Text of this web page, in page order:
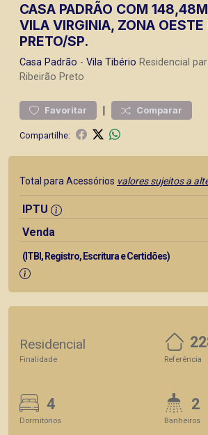
CASA PADRÃO COM
VILA VIRGINIA, ZONA OESTE
PRETO/SP.
Casa Padrão - Vila Tibério Residencial
Ribeirão Preto
Favoritar | Comparar
Compartilhe:
Total para Acessórios valores sujeitos a
IPTU
Venda
(ITBI, Registro, Escritura e Certidões)
Residencial
Finalidade Referência
4
Dormitórios
2
Banheiros